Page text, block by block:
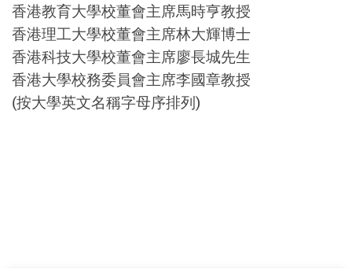
香港教育大學校董會主席馬時亨教授
香港理工大學校董會主席林大輝博士
香港科技大學校董會主席廖長城先生
香港大學校務委員會主席李國章教授
(按大學英文名稱字母序排列)